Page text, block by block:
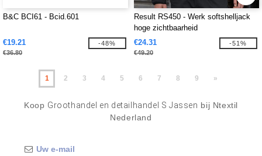
B&C BCI61 - Bcid.601
€19.21
€36.80
-48%
Result RS450 - Werk softshelljack
hoge zichtbaarheid
€24.31
€49.20
-51%
1 2 3 4 5 6 7 8 9 »
Koop Groothandel en detailhandel S Jassen bij Ntextil
Nederland